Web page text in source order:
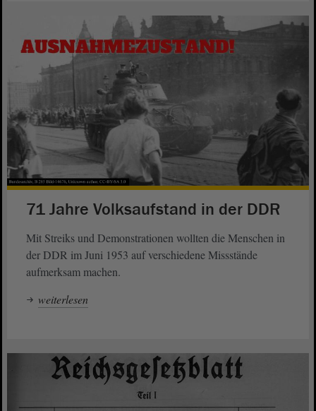
71 Jahre Volksaufstand in der DDR
Mit Streiks und Demonstrationen wollten die Menschen in
der DDR im Juni 1953 auf verschiedene Missstände
aufmerksam machen.
weiterlesen